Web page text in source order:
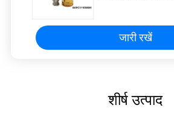
जारी रखें
शीर्ष उत्पाद